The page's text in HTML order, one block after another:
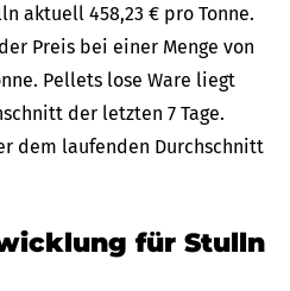
aktuell 458,23 € pro Tonne.
Preis bei einer Menge von
Pellets lose Ware liegt
der letzten 7 Tage.
dem laufenden Durchschnitt
für Stulln